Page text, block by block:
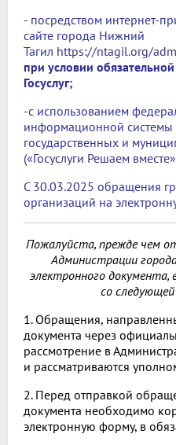
- посредством интернет-
сайте города Нижний
Тагил https://ntagil.org/
при условии
Госуслуг;
-с использованием
информационной
государственных и
(«Госуслуги Решаем вместе»
С 30.03.2025 обращения
организаций на
Пожалуйста, прежде чем
Администрации
электронного документа,
со
1. Обращения,
документа через
рассмотрение в
и рассматриваются
2. Перед отправкой
документа необходимо
электронную форму, в